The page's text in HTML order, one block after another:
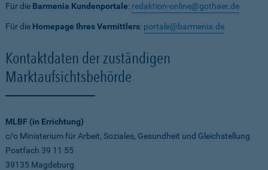
Für die Barmenia Kundenportale: redaktion-online@gothaer.de
Für die Homepage Ihres Vermittlers: portale@barmenia.de
Kontaktdaten der zuständigen
Marktaufsichtsbehörde
MLBF (in Errichtung)
c/o Ministerium für Arbeit, Soziales, Gesundheit und Gleichstellung
Postfach 39 11 55
39135 Magdeburg